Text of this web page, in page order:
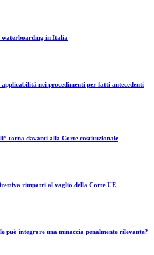
waterboarding in Italia
nei procedimenti per fatti antecedenti
torna davanti alla Corte costituzionale
rimpatri al vaglio della Corte UE
può integrare una minaccia penalmente rilevante?